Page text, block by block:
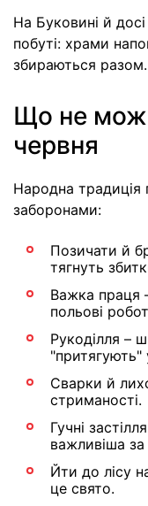
На Буковині й
побуті: храми
збираються разом.
Що не
червня
Народна традиція
заборонами:
Позичати й
тягнуть
Важка праця
польові
Рукоділля –
"притягують"
Сварки й
стриманості.
Гучні
важливіша за
Йти до лісу
це свято.